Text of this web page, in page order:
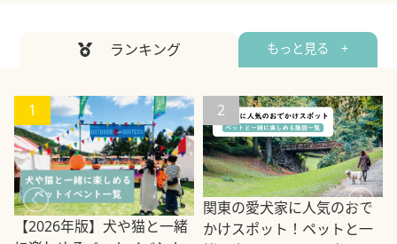
ランキング もっと見る +
1
【2026年版】犬や猫と一緒
2
関東の愛犬家に人気のおで
かけスポット！ペットと一